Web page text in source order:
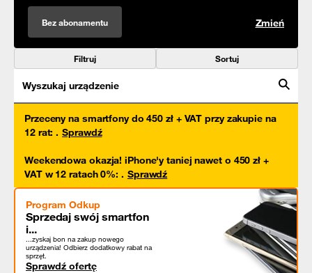
Bez abonamentu Zmień
Filtruj Sortuj
Wyszukaj urządzenie
Przeceny na smartfony do 450 zł + VAT przy zakupie na
12 rat: . Sprawdź
Weekendowa okazja! iPhone'y taniej nawet o 450 zł +
VAT w 12 ratach 0%: . Sprawdź
Program Odkup
Sprzedaj swój smartfon
i...
...zyskaj bon na zakup nowego
urządzenia! Odbierz dodatkowy rabat na
sprzęt.
Sprawdź ofertę